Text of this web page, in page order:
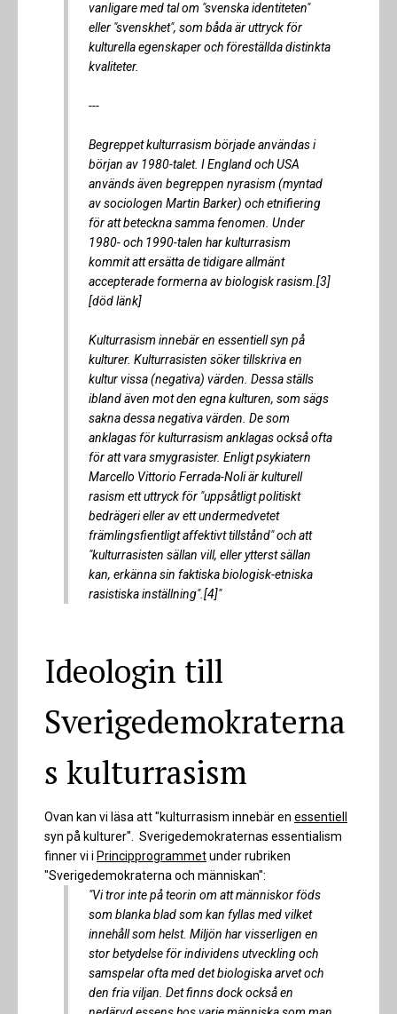
vanligare med tal om "svenska identiteten"
eller "svenskhet", som båda är uttryck för
kulturella egenskaper och föreställda distinkta
kvaliteter.
---
Begreppet kulturrasism började användas i
början av 1980-talet. I England och USA
används även begreppen nyrasism (myntad
av sociologen Martin Barker) och etnifiering
för att beteckna samma fenomen. Under
1980- och 1990-talen har kulturrasism
kommit att ersätta de tidigare allmänt
accepterade formerna av biologisk rasism.[3]
[död länk]
Kulturrasism innebär en essentiell syn på
kulturer. Kulturrasisten söker tillskriva en
kultur vissa (negativa) värden. Dessa ställs
ibland även mot den egna kulturen, som sägs
sakna dessa negativa värden. De som
anklagas för kulturrasism anklagas också ofta
för att vara smygrasister. Enligt psykiatern
Marcello Vittorio Ferrada-Noli är kulturell
rasism ett uttryck för "uppsåtligt politiskt
bedrägeri eller av ett undermedvetet
främlingsfientligt affektivt tillstånd" och att
"kulturrasisten sällan vill, eller ytterst sällan
kan, erkänna sin faktiska biologisk-etniska
rasistiska inställning".[4]"
Ideologin till
Sverigedemokraterna
s kulturrasism
Ovan kan vi läsa att "kulturrasism innebär en essentiell
syn på kulturer". Sverigedemokraternas essentialism
finner vi i Principprogrammetunder rubriken
"Sverigedemokraterna och människan":
"Vi tror inte på teorin om att människor föds
som blanka blad som kan fyllas med vilket
innehåll som helst. Miljön har visserligen en
stor betydelse för individens utveckling och
samspelar ofta med det biologiska arvet och
den fria viljan. Det finns dock också en